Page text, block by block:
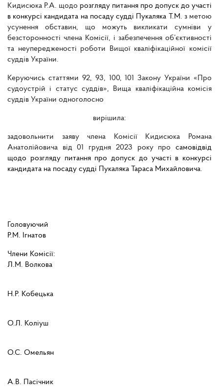
Кидисюка Р.А. щодо розгляду питання про допуск до участі
в конкурсі кандидата на посаду судді Пукаляка Т.М. з метою
усунення обставин, що можуть викликати сумніви у
безсторонності члена Комісії, і забезпечення об’єктивності
та неупередженості роботи Вищої кваліфікаційної комісії
суддів України.
Керуючись статтями 92, 93, 100, 101 Закону України «Про
судоустрій і статус суддів», Вища кваліфікаційна комісія
суддів України одноголосно
вирішила:
задовольнити заяву члена Комісії Кидисюка Романа
Анатолійовича від 01 грудня 2023 року про самовідвід
щодо розгляду питання про допуск до участі в конкурсі
кандидата на посаду судді Пукаляка Тараса Михайловича.
Головуючий
Р.М. Ігнатов
Члени Комісії:
Л.М. Волкова
Н.Р. Кобецька
О.Л. Коліуш
О.С. Омельян
А.В. Пасічник